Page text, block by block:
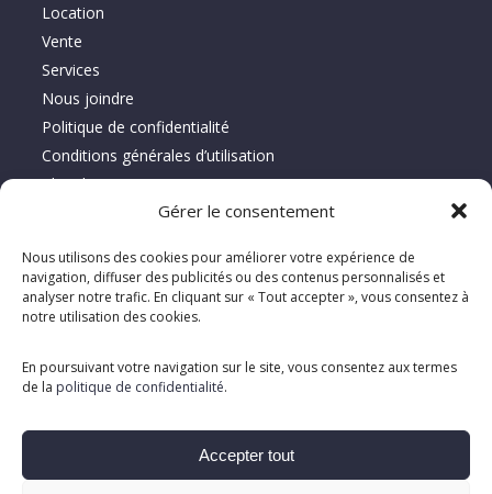
Gérer le consentement
Nous utilisons des cookies pour améliorer votre expérience de
navigation, diffuser des publicités ou des contenus personnalisés et
analyser notre trafic. En cliquant sur « Tout accepter », vous consentez à
notre utilisation des cookies.
En poursuivant votre navigation sur le site, vous consentez aux termes
de la politique de confidentialité.
Accepter tout
Location
Vente
Services
Nous joindre
Politique de confidentialité
Conditions générales d’utilisation
Plan du site
À propos de Location Serca
Spécialiste depuis 1995 en vente, location et réparation
d’équipements d’entretien de planchers, offrant des solutions